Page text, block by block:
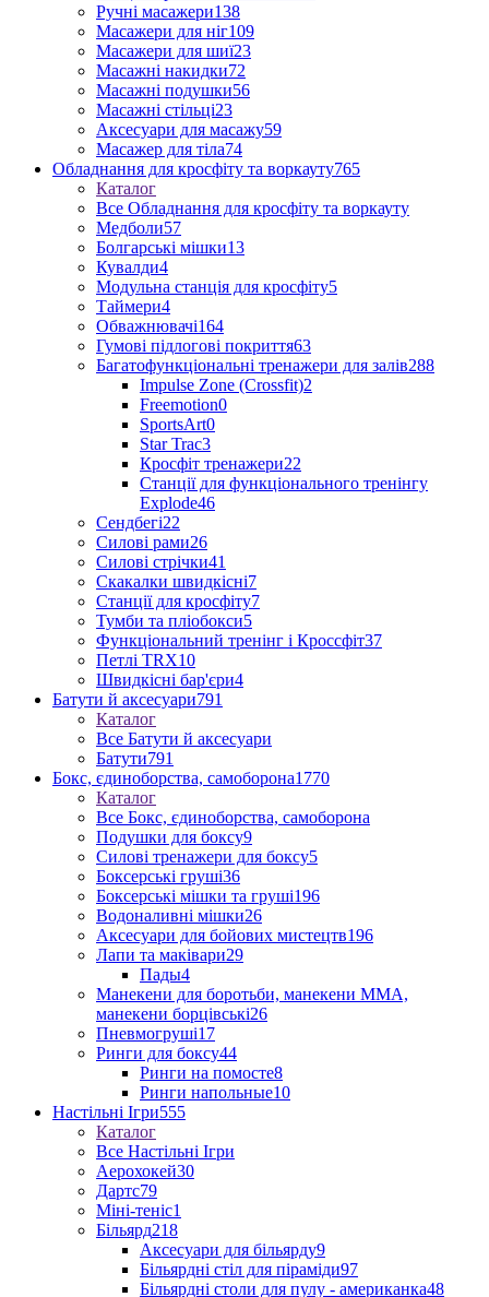
Ручні масажери138
Масажери для ніг109
Масажери для шиї23
Масажні накидки72
Масажні подушки56
Масажні стільці23
Аксесуари для масажу59
Масажер для тіла74
Обладнання для кросфіту та воркауту765
Каталог
Все Обладнання для кросфіту та воркауту
Медболи57
Болгарські мішки13
Кувалди4
Модульна станція для кросфіту5
Таймери4
Обважнювачі164
Гумові підлогові покриття63
Багатофункціональні тренажери для залів288
Impulse Zone (Crossfit)2
Freemotion0
SportsArt0
Star Trac3
Кросфіт тренажери22
Станції для функціонального тренінгу
Explode46
Сендбегі22
Силові рами26
Силові стрічки41
Скакалки швидкісні7
Станції для кросфіту7
Тумби та пліобокси5
Функціональний тренінг і Кроссфіт37
Петлі TRX10
Швидкісні бар'єри4
Батути й аксесуари791
Каталог
Все Батути й аксесуари
Батути791
Бокс, єдиноборства, самоборона1770
Каталог
Все Бокс, єдиноборства, самоборона
Подушки для боксу9
Силові тренажери для боксу5
Боксерські груші36
Боксерські мішки та груші196
Водоналивні мішки26
Аксесуари для бойових мистецтв196
Лапи та маківари29
Пады4
Манекени для боротьби, манекени ММА,
манекени борцівські26
Пневмогруші17
Ринги для боксу44
Ринги на помосте8
Ринги напольные10
Настільні Ігри555
Каталог
Все Настільні Ігри
Аерохокей30
Дартс79
Міні-теніс1
Більярд218
Аксесуари для більярду9
Більярдні стіл для піраміди97
Більярдні столи для пулу - американка48